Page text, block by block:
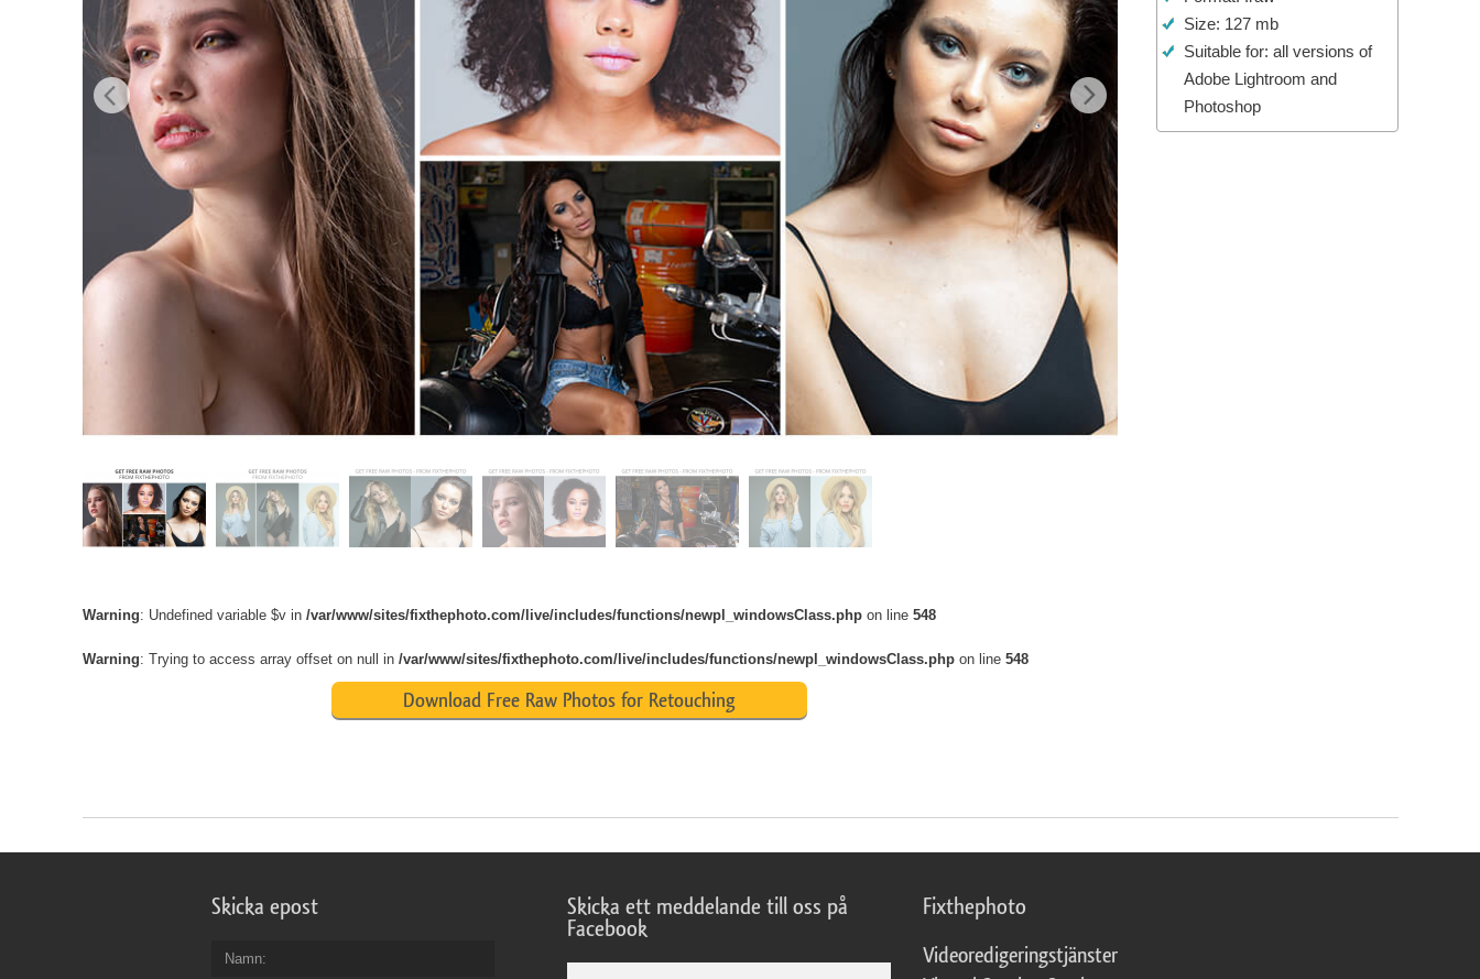
Produktfotoredigering Fotoredigering av smycken AI-träningsdata Video Editing ServicesSize: 127 mb
Suitable for: all versions of
Adobe Lightroom and
Photoshop
Warning: Undefined variable $v in /var/www/sites/fixthephoto.com/live/includes/functions/newpl_windowsClass.phpon line 548
Warning: Trying to access array offset on null in /var/www/sites/fixthephoto.com/live/includes/functions/newpl_windowsClass.phpon line 548
Download Free Raw Photos for Retouching
Skicka epost
Namn
Skicka ett meddelande till oss på
Facebook
Fixthephoto
Videoredigeringstjänster